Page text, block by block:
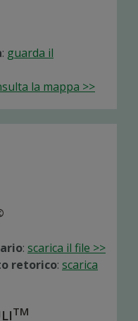
: guarda il
la mappa >>
: scarica il file >>
retorico: scarica
TM